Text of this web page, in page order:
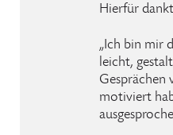
Hierfür
„Ich bin mir
leicht,
Gesprächen
motiviert